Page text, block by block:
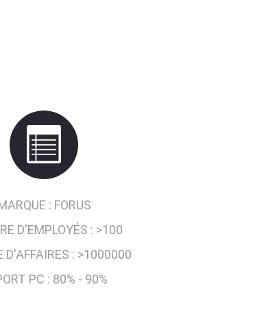
: FORUS
D'EMPLOYÉS : >100
D'AFFAIRES : >1000000
PC : 80% - 90%